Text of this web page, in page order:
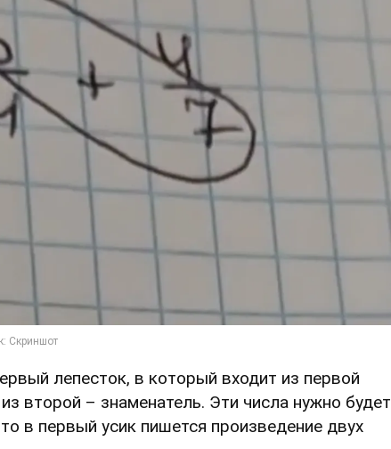
лепесток, в который входит из первой
второй – знаменатель. Эти числа нужно будет
в первый усик пишется произведение двух